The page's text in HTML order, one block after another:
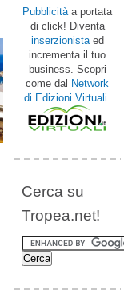
Pubblicitàa portata
di click! Diventa
inserzionistaed
incrementa il tuo
business. Scopri
come dal Network
di Edizioni Virtuali.
Cerca su
Tropea.net!